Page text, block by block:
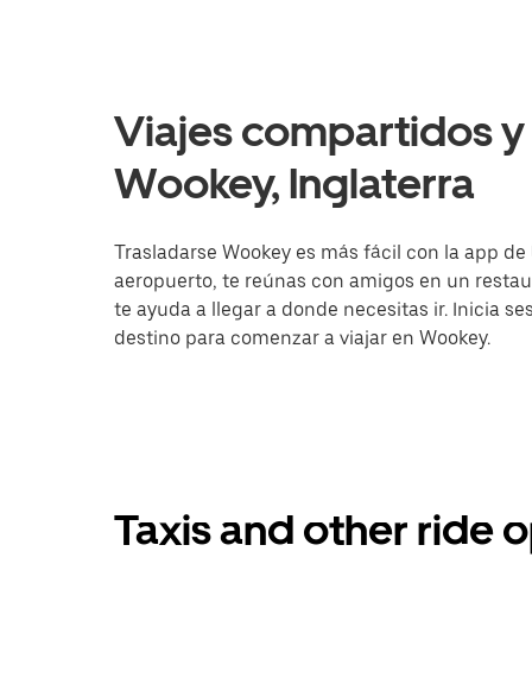
Viajes compartidos
Wookey, Inglaterra
Trasladarse Wookey es más fácil con la app
aeropuerto, te reúnas con amigos en un
te ayuda a llegar a donde necesitas ir. Inicia
destino para comenzar a viajar en Wookey.
Taxis and other ride